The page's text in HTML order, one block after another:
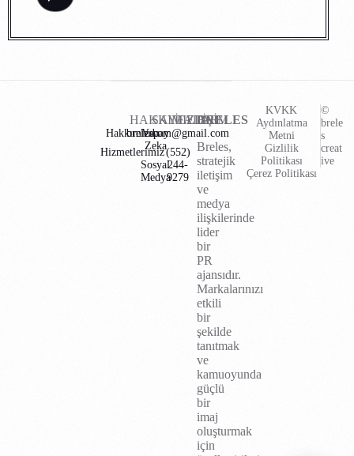
BRELES
Breles,
stratejik
iletişim
ve
medya
ilişkilerinde
lider
bir
PR
ajansıdır.
Markalarınızı
etkili
bir
şekilde
tanıtmak
ve
kamuoyunda
güçlü
bir
imaj
oluşturmak
için
HAKKIMIZDA
Hakkımızda
Hizmetlerimiz
SAYFALAR
Yapay
Zeka
Sosyal
Medya
İLETİŞİM
brelescom@gmail.com
(552)
244-
9279
©
brele
s
creat
ive
KVKK
Aydınlatma
Metni
Gizlilik
Politikası
Çerez Politikası